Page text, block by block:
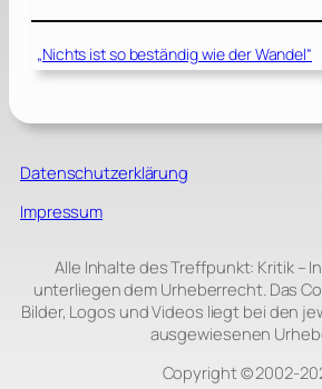
„Nichts ist so beständig wie der Wandel“
Datenschutzerklärung
Impressum
Alle Inhalte des Treffpunkt: Kritik –
unterliegen dem Urheberrecht. Das
Bilder, Logos und Videos liegt bei den
ausgewiesenen
Copyright ©